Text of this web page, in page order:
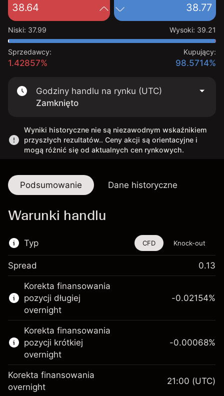
38.64 38.77
Niski: 37.99 Wysoki: 39.21
Sprzedawcy:
1.42857%
Kupujący:
98.5714%
Godziny handlu na rynku (UTC)
Zamknięto
Wyniki historyczne nie są niezawodnym wskaźnikiem
przyszłych rezultatów.. Ceny akcji są orientacyjne i
mogą różnić się od aktualnych cen rynkowych.
Podsumowanie Dane historyczne
Warunki handlu
Typ
Ten instrument finansowy jest dostępny do
handlu poprzez CFD i opcje knock-out
Więcej informacji:
Kontrakty CFD
Opcje knock-out
CFD Knock-out
Spread 0.13
Korekta finansowania
pozycji długiej
overnight
-0.02154%
Korekta finansowania
pozycji krótkiej
overnight
-0.00068%
Korekta finansowania
overnight
21:00 (UTC)